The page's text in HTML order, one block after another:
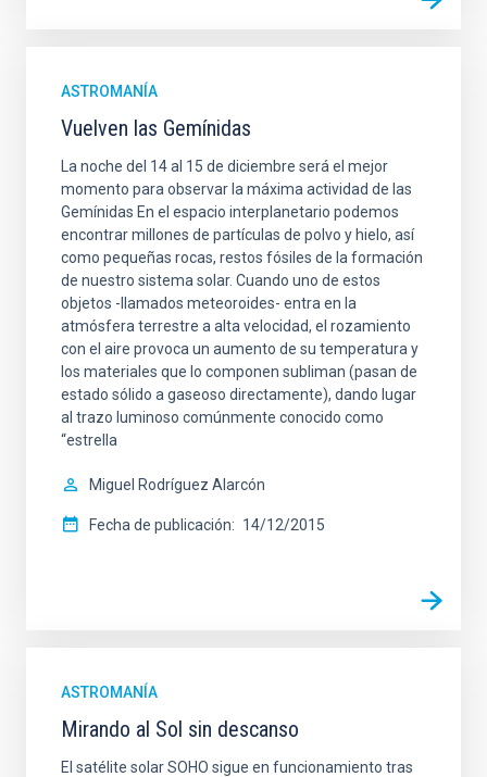
ASTROMANÍA
Vuelven las Gemínidas
La noche del 14 al 15 de diciembre será el mejor
momento para observar la máxima actividad de las
Gemínidas En el espacio interplanetario podemos
encontrar millones de partículas de polvo y hielo, así
como pequeñas rocas, restos fósiles de la formación
de nuestro sistema solar. Cuando uno de estos
objetos -llamados meteoroides- entra en la
atmósfera terrestre a alta velocidad, el rozamiento
con el aire provoca un aumento de su temperatura y
los materiales que lo componen subliman (pasan de
estado sólido a gaseoso directamente), dando lugar
al trazo luminoso comúnmente conocido como
“estrella
Miguel Rodríguez Alarcón
Fecha de publicación 14/12/2015
ASTROMANÍA
Mirando al Sol sin descanso
El satélite solar SOHO sigue en funcionamiento tras